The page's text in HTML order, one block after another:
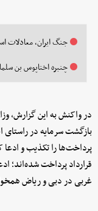
جنگ ایران، معادلات
چنبره اختاپوس بن
در واکنش به این گزارش،
قرارداد پرداخت شده‌اند؛
غربی در دبی و ریاض